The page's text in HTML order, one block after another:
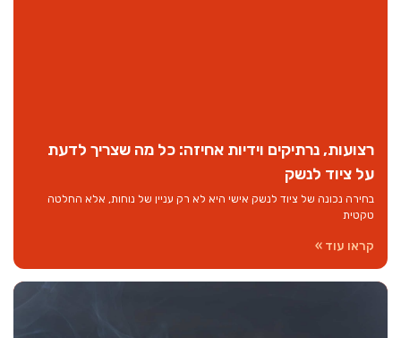
רצועות, נרתיקים וידיות אחיזה: כל מה שצריך לדעת
על ציוד לנשק
בחירה נכונה של ציוד לנשק אישי היא לא רק עניין של נוחות, אלא החלטה
טקטית
קראו עוד »